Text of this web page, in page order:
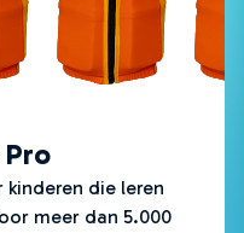
die leren
meer dan 5.000